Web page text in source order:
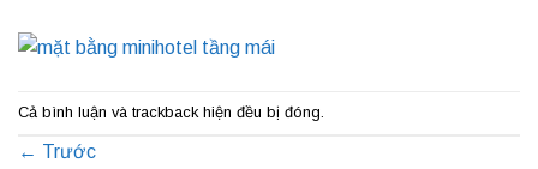
Cả bình luận và trackback hiện đều bị đóng.
← Trước